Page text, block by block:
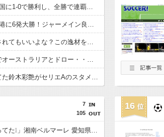
【E-1選手権】日本、韓国に1-0で勝利し、全勝で連覇達成！ジャーメインのゴールを守り切る！
【E-1選手権】日本、香港に6発大勝！ジャーメイン良がデビュー戦で4ゴール！
佐野海舟はそろそろ許されてもいいよな？この逸材を代表に呼ばないのは大損失だろ
【悲報】日本、ホームでオーストラリアとドロー・・・谷口OGでまさかの先制許すもキレキレ中村が同点弾演出でかろうじて勝ち点1
あんだけ代表で叩かれてた鈴木彩艶がセリエAのスタメンで大活躍してるという事実
7
105
「公開練習の時噂になってた❕」湘南ベルマーレ 愛知県出身 豊川高MF大下蒼生が2026-27シーズンに新加入内定したと発表‼「チームの目標であるJ1昇格 J2優勝に貢献」
16